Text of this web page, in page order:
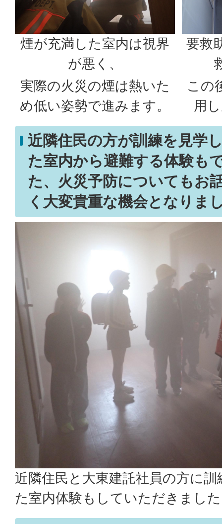
煙が充満した室内は視界
が悪く、
実際の火災の煙は熱いた
め低い姿勢で進みます。
要救
この
用
近隣住民の方が訓練を見学
た室内から避難する体験も
た、火災予防についてもお
く大変貴重な機会となりま
近隣住民と大東建託社員の方に
た室内体験もしていただきまし